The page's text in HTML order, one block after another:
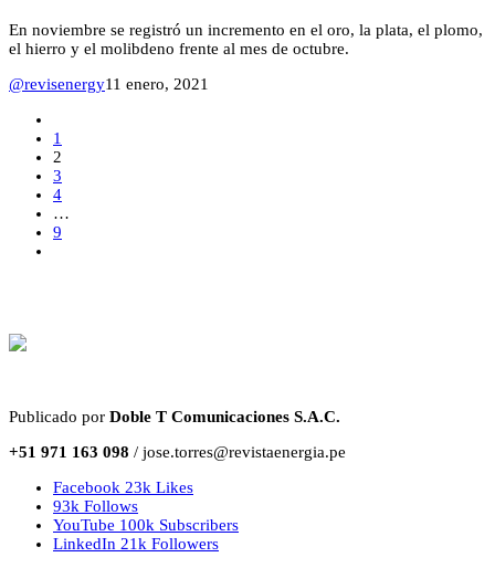
En noviembre se registró un incremento en el oro, la plata, el plomo,
el hierro y el molibdeno frente al mes de octubre.
@revisenergy11 enero, 2021
1
2
3
4
…
9
Publicado por Doble T Comunicaciones S.A.C.
+51 971 163 098 / jose.torres@revistaenergia.pe
Facebook 23k Likes
93k Follows
YouTube 100k Subscribers
LinkedIn 21k Followers